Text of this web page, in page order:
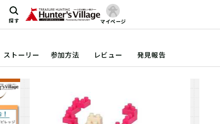
探す マイページ
ストーリー 参加方法 レビュー 発見報告